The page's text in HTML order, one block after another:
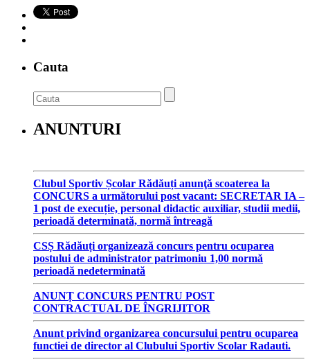
Cauta
ANUNTURI
Clubul Sportiv Școlar Rădăuți anunţă scoaterea la
CONCURS a următorului post vacant: SECRETAR IA –
1 post de execuție, personal didactic auxiliar, studii medii,
perioadă determinată, normă întreagă
CSȘ Rădăuți organizează concurs pentru ocuparea
postului de administrator patrimoniu 1,00 normă
perioadă nedeterminată
ANUNȚ CONCURS PENTRU POST
CONTRACTUAL DE ÎNGRIJITOR
Anunt privind organizarea concursului pentru ocuparea
functiei de director al Clubului Sportiv Scolar Radauti.